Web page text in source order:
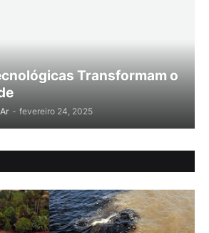
Transformam o
- fevereiro 24, 2025